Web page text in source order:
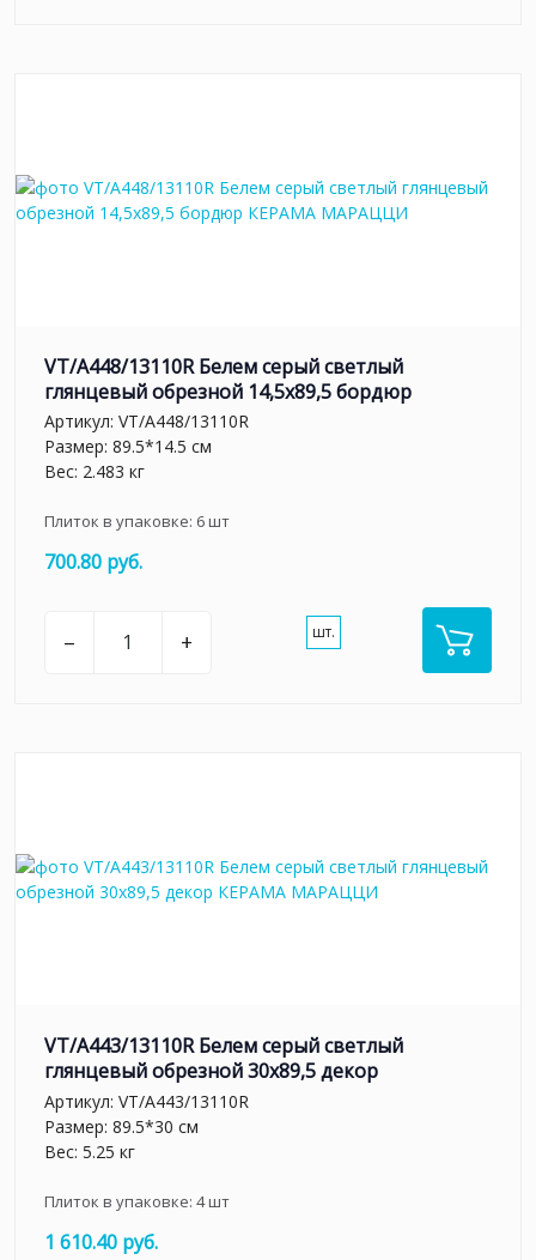
VT/A448/13110R Белем серый светлый
глянцевый обрезной 14,5x89,5 бордюр
Артикул: VT/A448/13110R
Размер: 89.5*14.5 см
Вес: 2.483 кг
Плиток в упаковке: 6шт
700.80 руб.
– + шт.
VT/A443/13110R Белем серый светлый
глянцевый обрезной 30х89,5 декор
Артикул: VT/A443/13110R
Размер: 89.5*30 см
Вес: 5.25 кг
Плиток в упаковке: 4шт
1 610.40 руб.